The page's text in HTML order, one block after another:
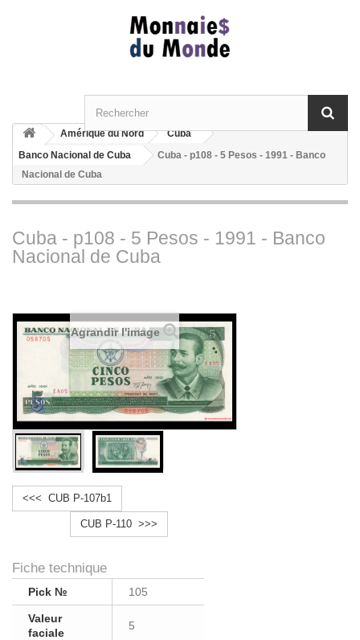
Amérique du Nord
Cuba
Banco Nacional de Cuba
Cuba - p108 - 5 Pesos - 1991 - Banco
Nacional de Cuba
Cuba - p108 - 5 Pesos - 1991 - Banco
Nacional de Cuba
Agrandir l'image
<<< CUB P-107b1
CUB P-110 >>>
Fiche technique
Pick № 105
Valeur
faciale
5